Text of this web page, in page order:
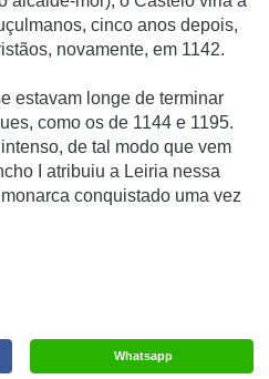
cinco anos depois,
novamente, em 1142.
estavam longe de terminar
como os de 1144 e 1195.
de tal modo que vem
I atribuiu a Leiria nessa
conquistado uma vez
Whatsapp